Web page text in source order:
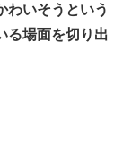
わいそうという
る場面を切り出